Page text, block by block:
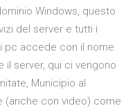
Windows, questo
del server e tutti i
pc accede con il nome
server, qui ci vengono
Municipio al
(anche con video) come